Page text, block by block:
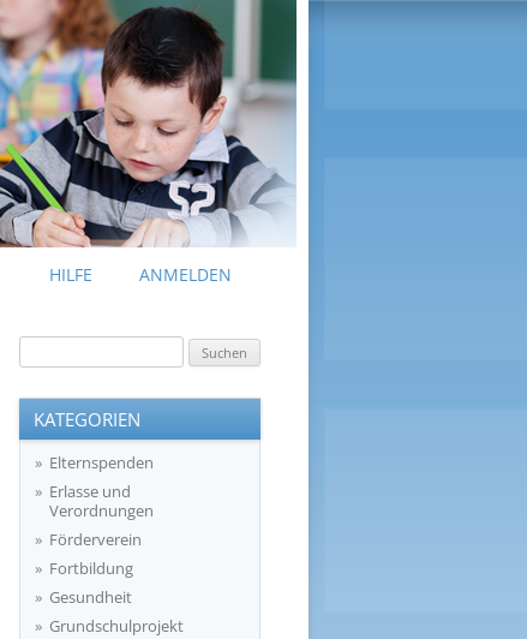
HILFE ANMELDEN
KATEGORIEN
Elternspenden
Erlasse und
Verordnungen
Förderverein
Fortbildung
Gesundheit
Grundschulprojekt